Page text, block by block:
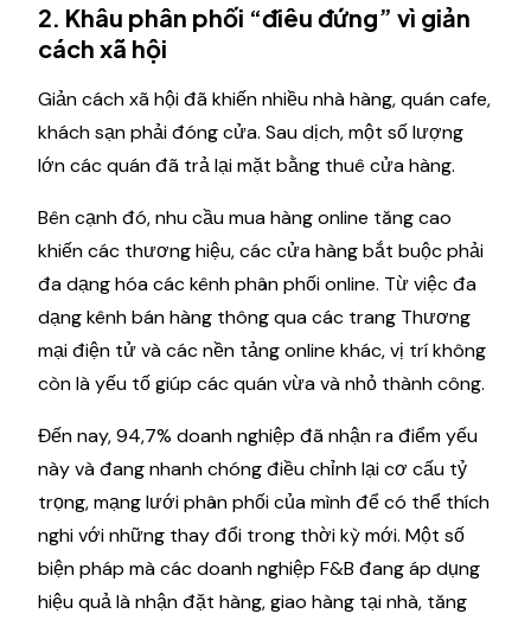
2. Khâu phân phối “điêu đứng” vì giản
cách xã hội
Giản cách xã hội đã khiến nhiều nhà hàng, quán cafe,
khách sạn phải đóng cửa. Sau dịch, một số lượng
lớn các quán đã trả lại mặt bằng thuê cửa hàng.
Bên cạnh đó, nhu cầu mua hàng online tăng cao
khiến các thương hiệu, các cửa hàng bắt buộc phải
đa dạng hóa các kênh phân phối online. Từ việc đa
dạng kênh bán hàng thông qua các trang Thương
mại điện tử và các nền tảng online khác, vị trí không
còn là yếu tố giúp các quán vừa và nhỏ thành công.
Đến nay, 94,7% doanh nghiệp đã nhận ra điểm yếu
này và đang nhanh chóng điều chỉnh lại cơ cấu tỷ
trọng, mạng lưới phân phối của mình để có thể thích
nghi với những thay đổi trong thời kỳ mới. Một số
biện pháp mà các doanh nghiệp F&B đang áp dụng
hiệu quả là nhận đặt hàng, giao hàng tại nhà, tăng